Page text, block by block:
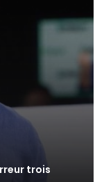
trois